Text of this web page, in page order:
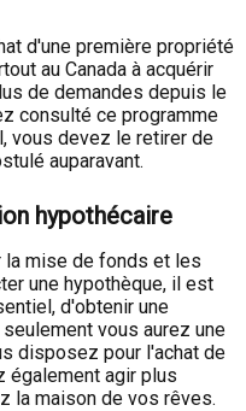
d'une première propriété
au Canada à acquérir
de demandes depuis le
consulté ce programme
vous devez le retirer de
auparavant.
hypothécaire
mise de fonds et les
une hypothèque, il est
d'obtenir une
vous aurez une
disposez pour l'achat de
également agir plus
la maison de vos rêves.